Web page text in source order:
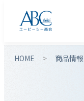
HOME 商品情報